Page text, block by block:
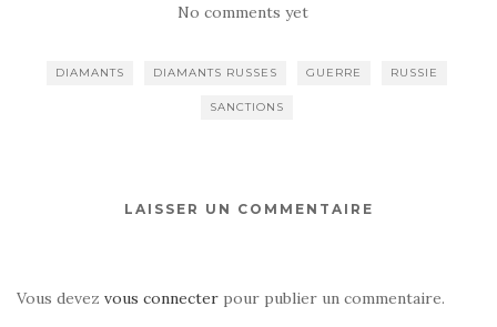
No comments yet
DIAMANTS DIAMANTS RUSSES GUERRE RUSSIE
SANCTIONS
LAISSER UN COMMENTAIRE
Vous devez vous connecter pour publier un commentaire.